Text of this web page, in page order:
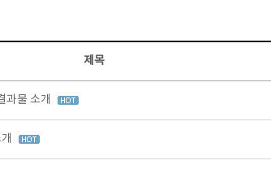
제목
과물 소개